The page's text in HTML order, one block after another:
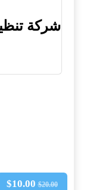
شركة
$20.00
$10.00